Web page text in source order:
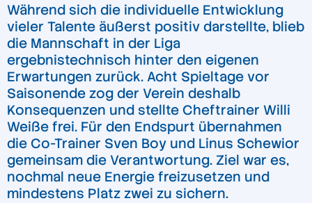
Während sich die individuelle Entwicklung
vieler Talente äußerst positiv darstellte, blieb
die Mannschaft in der Liga
ergebnistechnisch hinter den eigenen
Erwartungen zurück. Acht Spieltage vor
Saisonende zog der Verein deshalb
Konsequenzen und stellte Cheftrainer Willi
Weiße frei. Für den Endspurt übernahmen
die Co-Trainer Sven Boy und Linus Schewior
gemeinsam die Verantwortung. Ziel war es,
nochmal neue Energie freizusetzen und
mindestens Platz zwei zu sichern.